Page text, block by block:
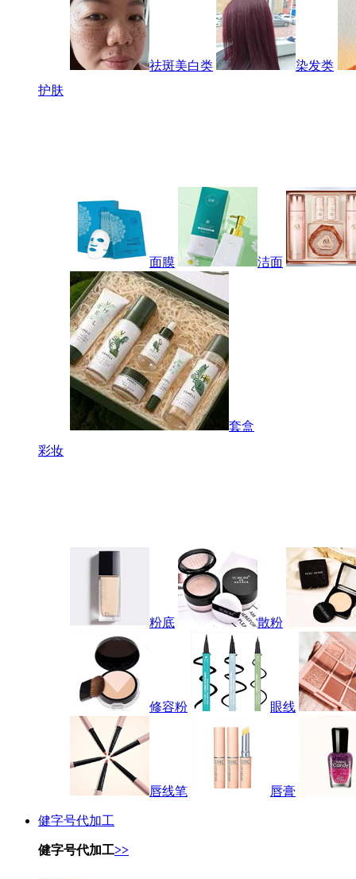
祛斑美白类
染发类
护肤
面膜 洁面
套盒
彩妆
粉底 散粉
修容粉 眼线
唇线笔 唇膏
健字号代加工
健字号代加工>>